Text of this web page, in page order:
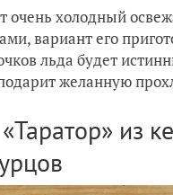
капустой
окрошка с огурцом
очень холодный
вариант его
льда будет
желанную
из